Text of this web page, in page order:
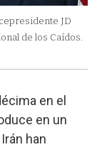
JD
de los Caídos.
en el
en un
han